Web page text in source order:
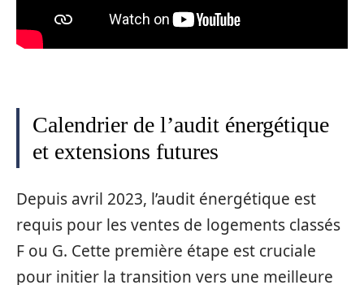
Calendrier de l’audit énergétique
et extensions futures
Depuis avril 2023, l’audit énergétique est
requis pour les ventes de logements classés
F ou G. Cette première étape est cruciale
pour initier la transition vers une meilleure